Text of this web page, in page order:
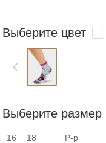
Выберите цвет
Выберите размер
16 18 Р-р